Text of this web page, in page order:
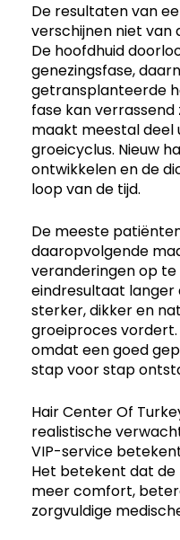
De resultaten van
verschijnen niet van
De hoofdhuid
genezingsfase,
getransplanteerde
fase kan
maakt meestal deel
groeicyclus. Nieuw
ontwikkelen en de
loop van de tijd.
De meeste
daaropvolgende
veranderingen op
eindresultaat langer
sterker, dikker en
groeiproces vordert.
omdat een goed
stap voor stap
Hair Center Of
realistische
VIP-service
Het betekent dat
meer comfort,
zorgvuldige